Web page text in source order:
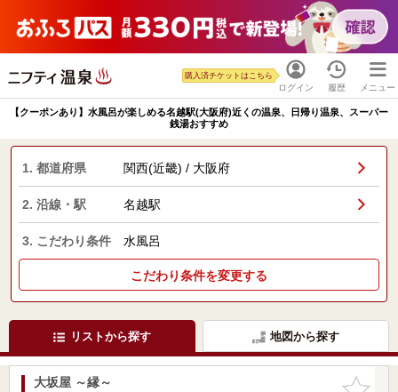
ログイン
購入済チケットはこちら
履歴 メニュー
【クーポンあり】水風呂が楽しめる名越駅(大阪府)近くの温泉、日帰り温泉、スーパー
銭湯おすすめ
1. 都道府県 関西(近畿) / 大阪府
2. 沿線・駅 名越駅
3. こだわり条件 水風呂
こだわり条件を変更する
リストから探す 地図から探す
お気に入
大坂屋 ～縁～